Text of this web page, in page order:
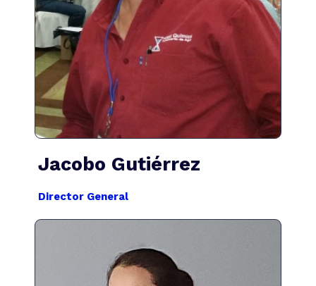
atletlquimica@gmail.com
Jacobo Gutiérrez
Director General